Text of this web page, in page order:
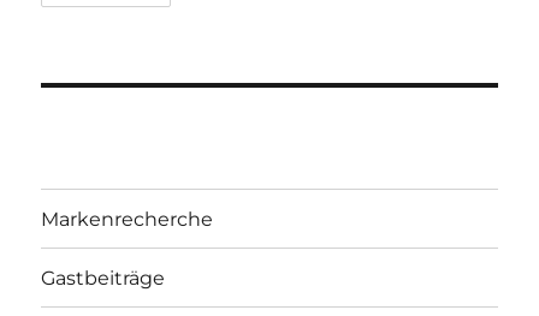
Markenrecherche
Gastbeiträge